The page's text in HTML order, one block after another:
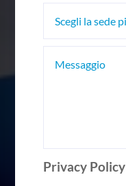
Privacy Policy